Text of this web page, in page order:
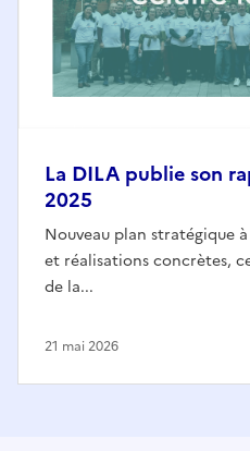
La DILA publie son
2025
Nouveau plan stratégique
et réalisations concrètes,
de la...
21 mai 2026